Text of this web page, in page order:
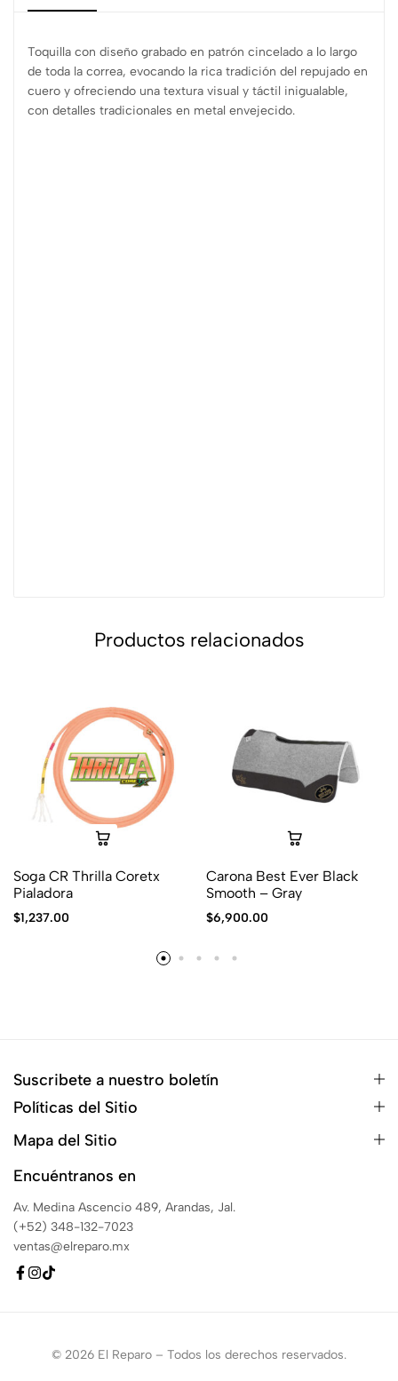
Toquilla con diseño grabado en patrón cincelado a lo largo
de toda la correa, evocando la rica tradición del repujado en
cuero y ofreciendo una textura visual y táctil inigualable,
con detalles tradicionales en metal envejecido.
Productos relacionados
Soga CR Thrilla Coretx
Pialadora
$1,237.00
Carona Best Ever Black
Smooth – Gray
$6,900.00
Suscribete a nuestro boletín
Políticas del Sitio
Mapa del Sitio
Encuéntranos en
Av. Medina Ascencio 489, Arandas, Jal.
(+52) 348-132-7023
ventas@elreparo.mx
© 2026 El Reparo – Todos los derechos reservados.